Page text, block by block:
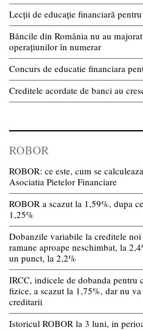
Lecții de educație financiară
Băncile din România nu au
operațiunilor în numerar
Concurs de educatie financiara
Creditele acordate de banci au
ROBOR
ROBOR: ce este, cum se
Asociatia Pietelor Financiare
ROBOR a scazut la 1,59%, dupa
1,25%
Dobanzile variabile la creditele
ramane aproape neschimbat, la
un punct, la 2,2%
IRCC, indicele de dobanda pentru
fizice, a scazut la 1,75%, dar nu
creditarii
Istoricul ROBOR la 3 luni, in